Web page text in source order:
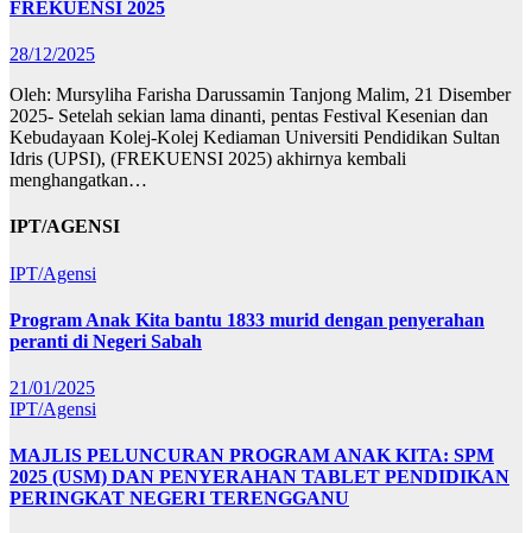
FREKUENSI 2025
28/12/2025
Oleh: Mursyliha Farisha Darussamin Tanjong Malim, 21 Disember
2025- Setelah sekian lama dinanti, pentas Festival Kesenian dan
Kebudayaan Kolej-Kolej Kediaman Universiti Pendidikan Sultan
Idris (UPSI), (FREKUENSI 2025) akhirnya kembali
menghangatkan…
IPT/AGENSI
IPT/Agensi
Program Anak Kita bantu 1833 murid dengan penyerahan
peranti di Negeri Sabah
21/01/2025
IPT/Agensi
MAJLIS PELUNCURAN PROGRAM ANAK KITA: SPM
2025 (USM) DAN PENYERAHAN TABLET PENDIDIKAN
PERINGKAT NEGERI TERENGGANU